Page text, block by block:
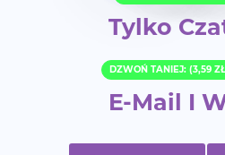
Tylko
DZWOŃ TANIEJ: (3,59
E-Mail I